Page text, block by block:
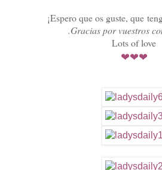
¡Espero que os guste, que
.Gracias por vuestros
Lots of love
❤❤❤